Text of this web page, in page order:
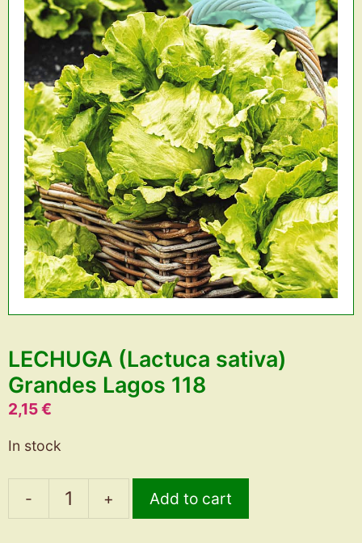
LECHUGA (Lactuca sativa)
Grandes Lagos 118
2,15€
In stock
-
LECHUGA
+ Add to cart